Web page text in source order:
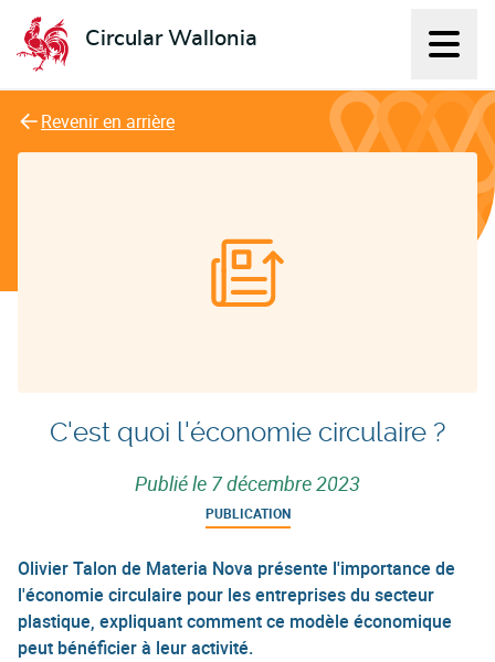
Circular Wallonia
L'économie circulaire
Revenir en arrière
C'est quoi l'économie circulaire ?
Publié le 7 décembre 2023
PUBLICATION
Olivier Talon de Materia Nova présente l'importance de
l'économie circulaire pour les entreprises du secteur
plastique, expliquant comment ce modèle économique
peut bénéficier à leur activité.